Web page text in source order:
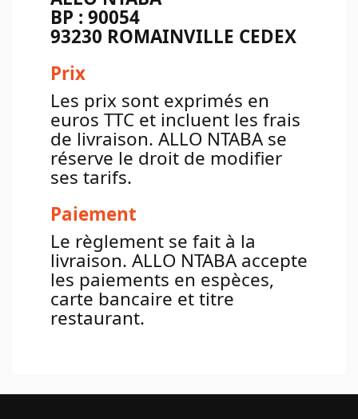
BP : 90054
93230 ROMAINVILLE CEDEX
Prix
Les prix sont exprimés en
euros TTC et incluent les frais
de livraison. ALLO NTABA se
réserve le droit de modifier
ses tarifs.
Paiement
Le règlement se fait à la
livraison. ALLO NTABA accepte
les paiements en espèces,
carte bancaire et titre
restaurant.